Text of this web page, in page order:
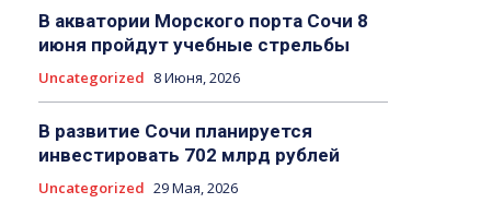
В акватории Морского порта Сочи 8
июня пройдут учебные стрельбы
Uncategorized 8 Июня, 2026
В развитие Сочи планируется
инвестировать 702 млрд рублей
Uncategorized 29 Мая, 2026